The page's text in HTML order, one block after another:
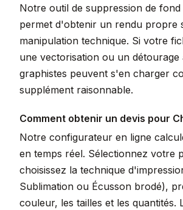
Notre outil de suppression de fond
permet d'obtenir un rendu propre
manipulation technique. Si votre
une vectorisation ou un détourage
graphistes peuvent s'en charger
supplément raisonnable.
Comment obtenir un devis pour
Notre configurateur en ligne
en temps réel. Sélectionnez votre
choisissez la technique
Sublimation ou Écusson brodé),
couleur, les tailles et les quantités.